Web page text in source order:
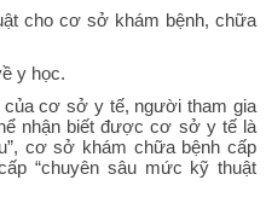
cho cơ sở khám bệnh, chữa
y học.
cơ sở y tế, người tham gia
nhận biết được cơ sở y tế là
cơ sở khám chữa bệnh cấp
“chuyên sâu mức kỹ thuật